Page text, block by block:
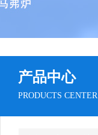
产品中心
PRODUCTS CENTER